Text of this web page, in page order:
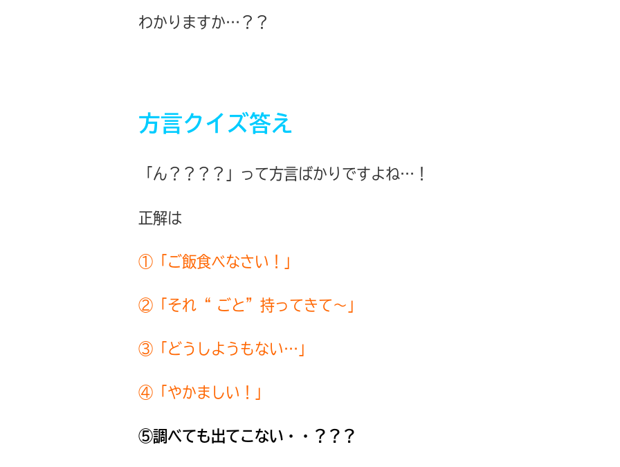
わかりますか…？？
方言クイズ答え
「ん？？？？」って方言ばかりですよね…！
正解は
①「ご飯食べなさい！」
②「それ“ ごと”持ってきて〜」
③「どうしようもない…」
④「やかましい！」
⑤調べても出てこない・・？？？